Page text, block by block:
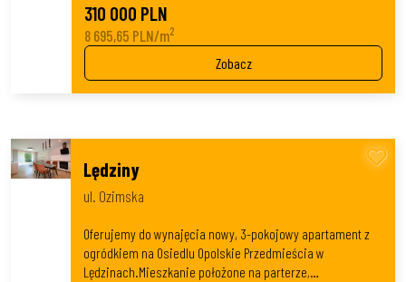
310 000 PLN
8 695,65 PLN/m2
Zobacz
Lędziny
ul. Ozimska
Oferujemy do wynajęcia nowy, 3-pokojowy apartament z
ogródkiem na Osiedlu Opolskie Przedmieścia w
Lędzinach.Mieszkanie położone na parterze,…